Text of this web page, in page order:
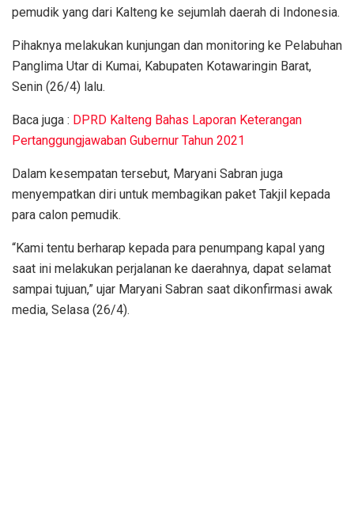
pemudik yang dari Kalteng ke sejumlah daerah di Indonesia.
Pihaknya melakukan kunjungan dan monitoring ke Pelabuhan
Panglima Utar di Kumai, Kabupaten Kotawaringin Barat,
Senin (26/4) lalu.
Baca juga : DPRD Kalteng Bahas Laporan Keterangan
Pertanggungjawaban Gubernur Tahun 2021
Dalam kesempatan tersebut, Maryani Sabran juga
menyempatkan diri untuk membagikan paket Takjil kepada
para calon pemudik.
“Kami tentu berharap kepada para penumpang kapal yang
saat ini melakukan perjalanan ke daerahnya, dapat selamat
sampai tujuan,” ujar Maryani Sabran saat dikonfirmasi awak
media, Selasa (26/4).